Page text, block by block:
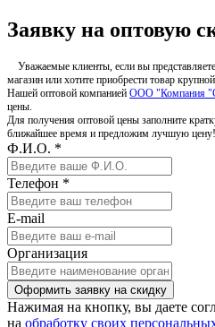
Заявку на оптовую
Уважаемые клиенты, если вы
магазин или хотите приобрести товар крупной
Нашей оптовой компанией ООО "Компания
цены.
Для получения оптовой цены заполните
ближайшее время и предложим лучшую цену!
Ф.И.О. *
Телефон *
E-mail
Организация
Оформить заявку на скидку
Нажимая на кнопку, вы даете
на обработку своих